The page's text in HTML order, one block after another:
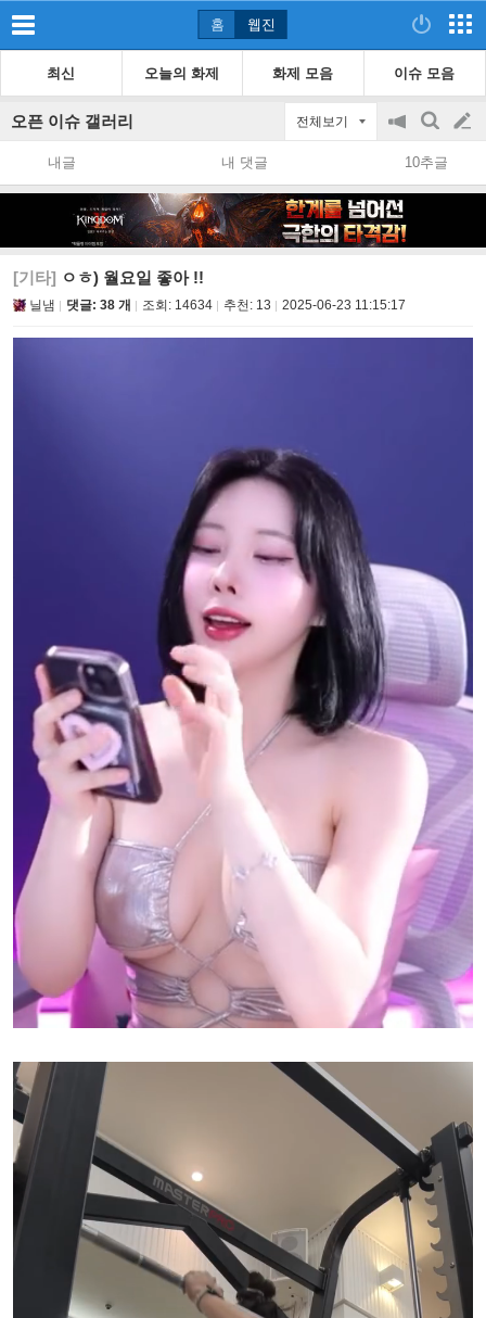
홈 웹진
최신 오늘의 화제 화제 모음 이슈 모음
오픈 이슈 갤러리 전체보기
공
지
on/off
검
색
글
쓰
내글 내 댓글 10추글
[기타] ㅇㅎ) 월요일 좋아 !!
닐냄 댓글: 38 개 조회: 14634 추천: 13 2025-06-23 11:15:17